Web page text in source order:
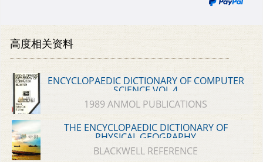
高度相关资料
ENCYCLOPAEDIC DICTIONARY OF COMPUTER
SCIENCE VOL 4
1989 ANMOL PUBLICATIONS
THE ENCYCLOPAEDIC DICTIONARY OF
PHYSICAL GEOGRAPHY
BLACKWELL REFERENCE